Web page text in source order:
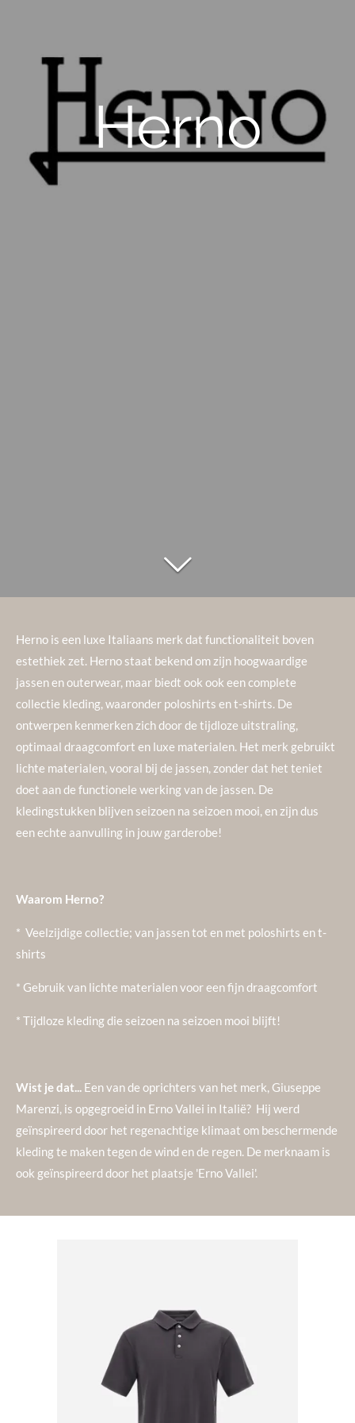
Herno
Herno is een luxe Italiaans merk dat functionaliteit boven
estethiek zet. Herno staat bekend om zijn hoogwaardige
jassen en outerwear, maar biedt ook ook een complete
collectie kleding, waaronder poloshirts en t-shirts. De
ontwerpen kenmerken zich door de tijdloze uitstraling,
optimaal draagcomfort en luxe materialen. Het merk gebruikt
lichte materialen, vooral bij de jassen, zonder dat het teniet
doet aan de functionele werking van de jassen. De
kledingstukken blijven seizoen na seizoen mooi, en zijn dus
een echte aanvulling in jouw garderobe!
Waarom Herno?
* Veelzijdige collectie; van jassen tot en met poloshirts en t-
shirts
* Gebruik van lichte materialen voor een fijn draagcomfort
* Tijdloze kleding die seizoen na seizoen mooi blijft!
Wist je dat... Een van de oprichters van het merk, Giuseppe
Marenzi, is opgegroeid in Erno Vallei in Italië? Hij werd
geïnspireerd door het regenachtige klimaat om beschermende
kleding te maken tegen de wind en de regen. De merknaam is
ook geïnspireerd door het plaatsje 'Erno Vallei'.